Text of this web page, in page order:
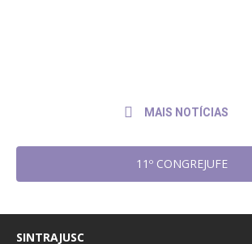
MAIS NOTÍCIAS
11º CONGREJUFE
SINTRAJUSC